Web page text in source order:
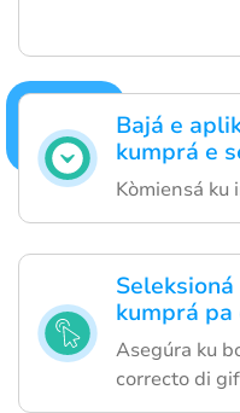
Bajá e
kumprá e
Kòmiensá ku
kumprá
Asegúra ku
correcto di